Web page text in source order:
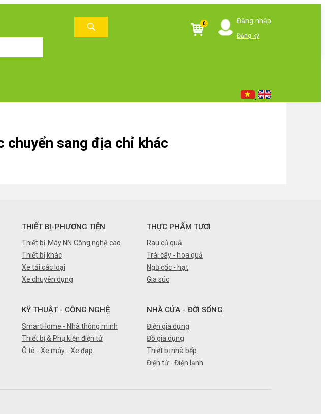
0 Đăng nhập
Đăng ký
chuyển sang địa chỉ khác
THIẾT BỊ-PHƯƠNG TIỆN
Thiết bị-Máy NN Công nghệ cao
Thiết bị khác
Xe tải các loại
Xe chuyên dụng
THỰC PHẨM TƯƠI
Rau củ quả
Trái cây - hoa quả
Ngũ cốc - hạt
Gia súc
KỸ THUẬT - CÔNG NGHỆ
SmartHome - Nhà thông minh
Thiết bị & Phụ kiện điện tử
Ô tô - Xe máy - Xe đạp
NHÀ CỬA - ĐỜI SỐNG
Điện gia dụng
Đồ gia dụng
Thiết bị nhà bếp
Điện tử - Điện lạnh